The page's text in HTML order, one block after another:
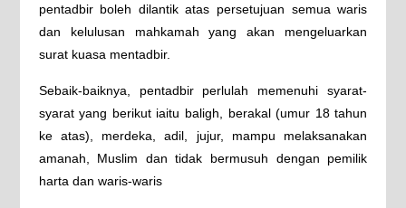
pentadbir boleh dilantik atas persetujuan semua waris
dan kelulusan mahkamah yang akan mengeluarkan
surat kuasa mentadbir.
Sebaik-baiknya, pentadbir perlulah memenuhi syarat-
syarat yang berikut iaitu baligh, berakal (umur 18 tahun
ke atas), merdeka, adil, jujur, mampu melaksanakan
amanah, Muslim dan tidak bermusuh dengan pemilik
harta dan waris-waris